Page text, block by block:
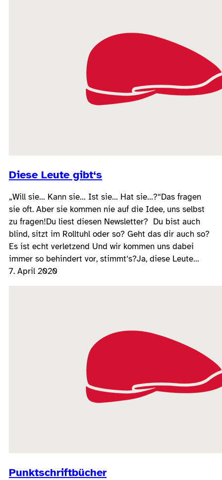
Diese Leute gibt‘s
„Will sie… Kann sie… Ist sie… Hat sie…?“Das fragen
sie oft. Aber sie kommen nie auf die Idee, uns selbst
zu fragen!Du liest diesen Newsletter? Du bist auch
blind, sitzt im Rolltuhl oder so? Geht das dir auch so?
Es ist echt verletzend Und wir kommen uns dabei
immer so behindert vor, stimmt‘s?Ja, diese Leute…
7. April 2020
Punktschriftbücher